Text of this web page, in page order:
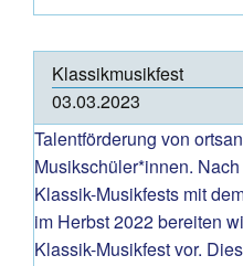
Klassikmusikfest
03.03.2023
Talentförderung von
Musikschüler*innen.
Klassik-Musikfests mit
im Herbst 2022 bereiten
Klassik-Musikfest vor.